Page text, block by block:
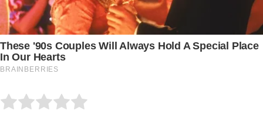
Rate this item: